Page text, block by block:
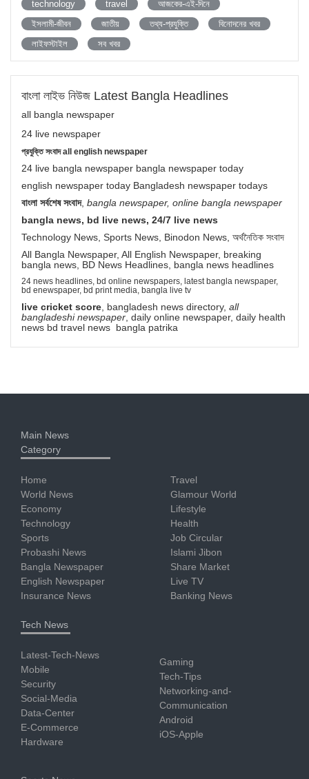
technology
travel
আজকের-এই-দিনে
ইসলামী-জীবন
জাতীয় তথ্য-প্রযুক্তি
বিনোদনের খবর
লাইফস্টাইল
সব খবর
বাংলা লাইভ নিউজ Latest Bangla Headlines
all bangla newspaper
24 live newspaper
প্রযুক্তি সংবাদ all english newspaper
24 live bangla newspaper bangla newspaper today
english newspaper today Bangladesh newspaper todays
বাংলা সর্বশেষ সংবাদ, bangla newspaper, online bangla newspaper
bangla news, bd live news, 24/7 live news
Technology News, Sports News, Binodon News, অর্থনৈতিক সংবাদ
All Bangla Newspaper, All English Newspaper, breaking
bangla news, BD News Headlines, bangla news headlines
24 news headlines, bd online newspapers, latest bangla newspaper,
bd enewspaper, bd print media, bangla live tv
live cricket score, bangladesh news directory, all
bangladeshi newspaper, daily online newspaper, daily health
news bd travel news bangla patrika
Main News
Category
Home
World News
Economy
Technology
Sports
Probashi News
Bangla Newspaper
English Newspaper
Insurance News
Travel
Glamour World
Lifestyle
Health
Job Circular
Islami Jibon
Share Market
Live TV
Banking News
Tech News
Latest-Tech-News
Mobile
Security
Social-Media
Data-Center
E-Commerce
Hardware
Gaming
Tech-Tips
Networking-and-
Communication
Android
iOS-Apple